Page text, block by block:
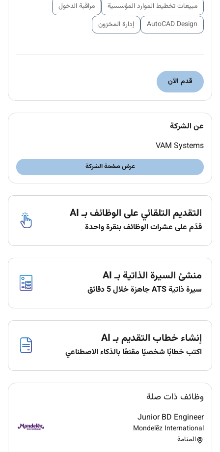
مبيعات تخطيط الموارد المؤسسية
مراقبة الدخول
AutoCAD Design
إدارة المخزون
قدم الآن
عن الشركة
VAM Systems
عرض صفحة الشركة
التقديم التلقائي على الوظائف بـ AI
قدّم على عشرات الوظائف بنقرة واحدة
منشئ السيرة الذاتية بـ AI
سيرة ذاتية ATS جاهزة خلال 5 دقائق
إنشاء خطاب التقديم بـ AI
اكتب خطابًا شخصيًا مقنعًا بالذكاء الاصطناعي
وظائف ذات صلة
Junior BD Engineer
Mondelēz International
المنامة